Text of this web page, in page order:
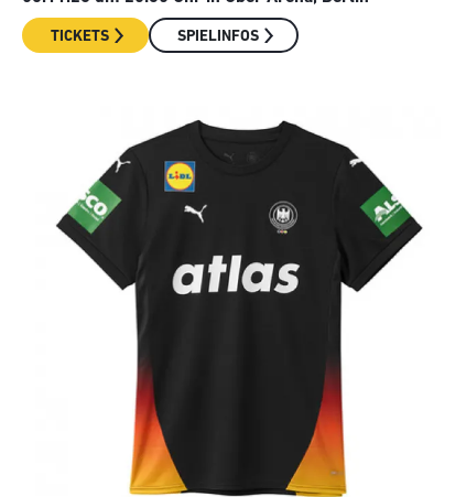
TICKETS SPIELINFOS